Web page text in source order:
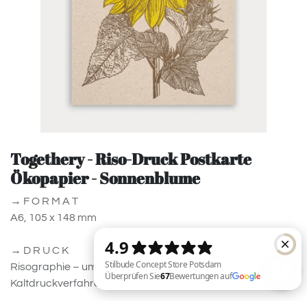
Togethery - Riso-Druck Postkarte
Ökopapier - Sonnenblume
→ F O R M A T
A6, 105 x 148 mm
→ D R U C K
Risographie – umweltfreundliches, energiesparendes
Kaltdruckverfahren